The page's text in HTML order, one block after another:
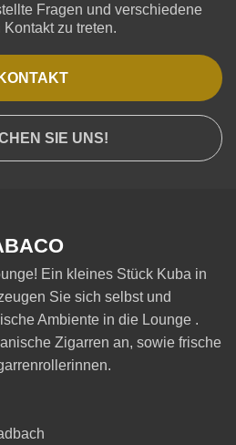
Fragen und verschiedene
zu treten.
KONTAKT
SIE UNS!
Ein kleines Stück Kuba in
Sie sich selbst und
Ambiente in die Lounge .
Zigarren an, sowie frische